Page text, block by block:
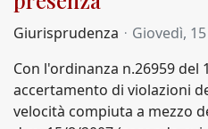
Giurisprudenza
Giovedì,
Con l'ordinanza n.26959 del
accertamento di violazioni
velocità compiuta a mezzo